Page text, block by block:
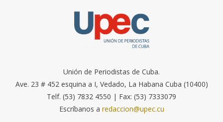
Unión de Periodistas de Cuba.
Ave. 23 # 452 esquina a I, Vedado, La Habana Cuba (10400)
Telf. (53) 7832 4550 | Fax: (53) 7333079
Escríbanos a redaccion@upec.cu